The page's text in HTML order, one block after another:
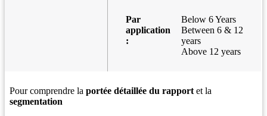
Par
application
:
Below 6 Years
Between 6 & 12
years
Above 12 years
Pour comprendre la portée détaillée du rapport et la
segmentation